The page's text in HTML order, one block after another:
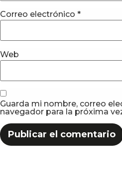
Correo electrónico *
Web
Guarda mi nombre, correo
navegador para la próxima